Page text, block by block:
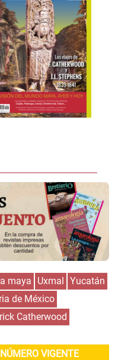
maya Uxmal Yucatán
de México
Catherwood
NÚMERO VIGENTE